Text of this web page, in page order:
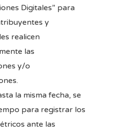
Digitales” para
y
realicen
las
y/o
la misma fecha, se
para registrar los
ante las